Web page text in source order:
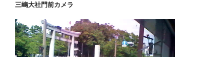
三嶋大社門前カメラ